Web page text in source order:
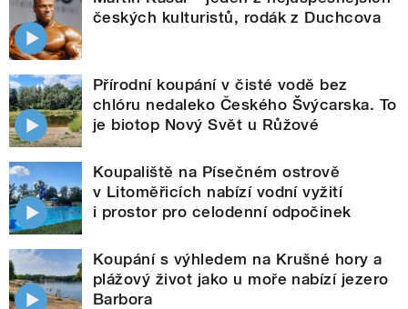
českých kulturistů, rodák z Duchcova
Přírodní koupání v čisté vodě bez
chlóru nedaleko Českého Švýcarska. To
je biotop Nový Svět u Růžové
Koupaliště na Písečném ostrově
v Litoměřicích nabízí vodní vyžití
i prostor pro celodenní odpočinek
Koupání s výhledem na Krušné hory a
plážový život jako u moře nabízí jezero
Barbora